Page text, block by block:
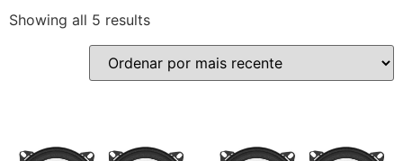
Showing all 5 results